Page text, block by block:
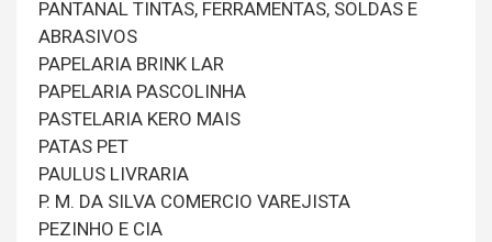
PANTANAL TINTAS, FERRAMENTAS, SOLDAS E
ABRASIVOS
PAPELARIA BRINK LAR
PAPELARIA PASCOLINHA
PASTELARIA KERO MAIS
PATAS PET
PAULUS LIVRARIA
P. M. DA SILVA COMERCIO VAREJISTA
PEZINHO E CIA